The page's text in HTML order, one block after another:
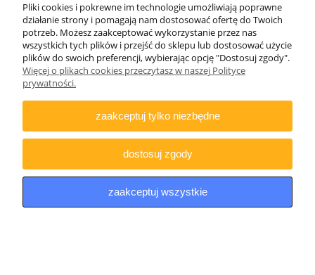
Wiatrówka Optima by Hatsan 125 TH 5.5 mm
Pliki cookies i pokrewne im technologie umożliwiają poprawne
działanie strony i pomagają nam dostosować ofertę do Twoich
potrzeb. Możesz zaakceptować wykorzystanie przez nas
wszystkich tych plików i przejść do sklepu lub dostosować użycie
plików do swoich preferencji, wybierając opcję "Dostosuj zgody".
Więcej o plikach cookies przeczytasz w naszej Polityce
prywatności.
zaakceptuj tylko niezbędne
dostosuj zgody
zaakceptuj wszystkie